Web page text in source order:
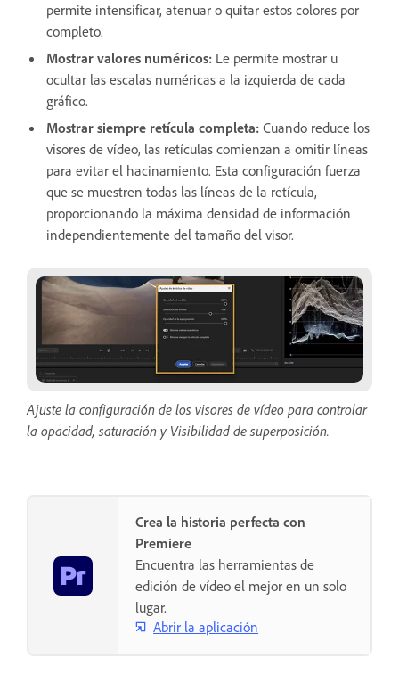
permite intensificar, atenuar o quitar estos colores por
completo.
Mostrar valores numéricos: Le permite mostrar u
ocultar las escalas numéricas a la izquierda de cada
gráfico.
Mostrar siempre retícula completa: Cuando reduce los
visores de vídeo, las retículas comienzan a omitir líneas
para evitar el hacinamiento. Esta configuración fuerza
que se muestren todas las líneas de la retícula,
proporcionando la máxima densidad de información
independientemente del tamaño del visor.
Ajuste la configuración de los visores de vídeo para controlar
la opacidad, saturación y Visibilidad de superposición.
Crea la historia perfecta con
Premiere
Encuentra las herramientas de
edición de vídeo el mejor en un solo
lugar.
Abrir la aplicación